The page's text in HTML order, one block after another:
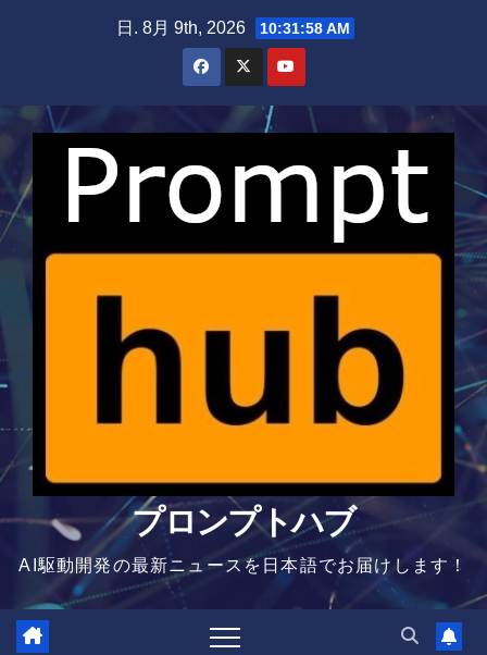
日. 8月 9th, 2026 10:31:58 AM
プロンプトハブ
AI駆動開発の最新ニュースを日本語でお届けします！